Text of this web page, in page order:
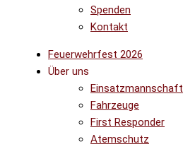
Spenden
Kontakt
Feuerwehrfest 2026
Über uns
Einsatzmannschaft
Fahrzeuge
First Responder
Atemschutz